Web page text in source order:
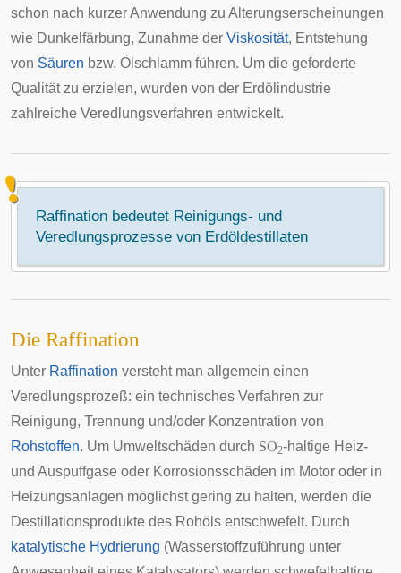
schon nach kurzer Anwendung zu Alterungserscheinungen
wie Dunkelfärbung, Zunahme der Viskosität, Entstehung
von Säuren bzw. Ölschlamm führen. Um die geforderte
Qualität zu erzielen, wurden von der Erdölindustrie
zahlreiche Veredlungsverfahren entwickelt.
Raffination bedeutet Reinigungs- und
Veredlungsprozesse von Erdöldestillaten
Die Raffination
Unter Raffination versteht man allgemein einen
Veredlungsprozeß: ein technisches Verfahren zur
Reinigung, Trennung und/oder Konzentration von
Rohstoffen. Um Umweltschäden durch SO2-haltige Heiz-
und Auspuffgase oder Korrosionsschäden im Motor oder in
Heizungsanlagen möglichst gering zu halten, werden die
Destillationsprodukte des Rohöls entschwefelt. Durch
katalytische Hydrierung (Wasserstoffzuführung unter